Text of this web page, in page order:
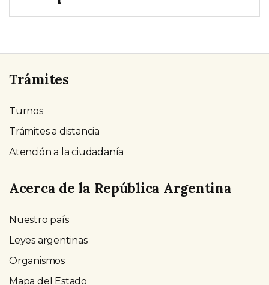
Trámites
Turnos
Trámites a distancia
Atención a la ciudadanía
Acerca de la República Argentina
Nuestro país
Leyes argentinas
Organismos
Mapa del Estado